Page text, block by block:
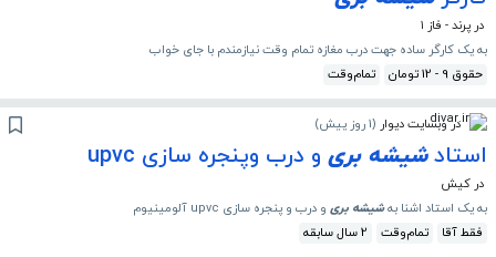
در پرند - فاز ۱
به یک کارگر ساده جهت درب مغازه تمام وقت نیازمندم با جای خواب
حقوق 9 - 12 تومان
تمام‌وقت
در وبسایت دیوار (1 روز پیش )
استادشیشه بری و درب وپنجره سازی upvc
در کیش
به یک استاد اشنا بهشیشه بری و درب و پنجره سازی upvc آلومینیوم
فقط آقا
تمام‌وقت 2 سال سابقه